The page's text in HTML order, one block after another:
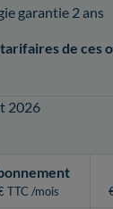
garantie 2 ans
de ces
2026
TTC /mois